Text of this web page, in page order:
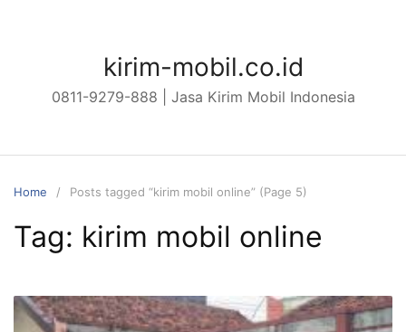
kirim-mobil.co.id
0811-9279-888 | Jasa Kirim Mobil Indonesia
Home Posts tagged “kirim mobil online” (Page 5)
Tag: kirim mobil online